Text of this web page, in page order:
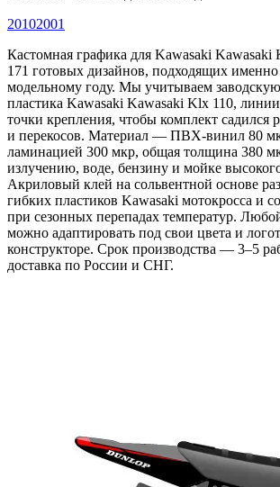
20102001
Кастомная графика для Kawasaki
171 готовых дизайнов, подходящих
модельному году. Мы учитываем
пластика Kawasaki Kawasaki Klx 110, линии
точки крепления, чтобы комплект садился
и перекосов. Материал — ПВХ-винил 80
ламинацией 300 мкр, общая толщина 380
излучению, воде, бензину и мойке
Акриловый клей на сольвентной основе
гибких пластиков Kawasaki мотокросса и
при сезонных перепадах температур.
можно адаптировать под свои цвета и
конструкторе. Срок производства — 3–5
доставка по России и СНГ.